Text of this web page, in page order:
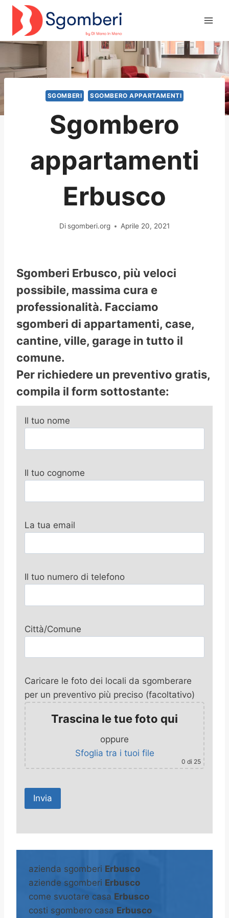
Salta
contenuto
SGOMBERI SGOMBERO APPARTAMENTI
Sgombero
appartamenti
Erbusco
Di sgomberi.org Aprile 20, 2021
Sgomberi Erbusco, più veloci
possibile, massima cura e
professionalità. Facciamo
sgomberi di appartamenti, case,
cantine, ville, garage in tutto il
comune.
Per richiedere un preventivo gratis,
compila il form sottostante:
Il tuo nome
Il tuo cognome
La tua email
Il tuo numero di telefono
Città/Comune
Caricare le foto dei locali da sgomberare
per un preventivo più preciso (facoltativo)
Trascina le tue foto qui
oppure
Sfoglia tra i tuoi file
0 di 25
A
e
n
a
azienda sgomberi Erbusco
aziende sgomberi Erbusco
come svuotare casa Erbusco
costi sgombero casa Erbusco